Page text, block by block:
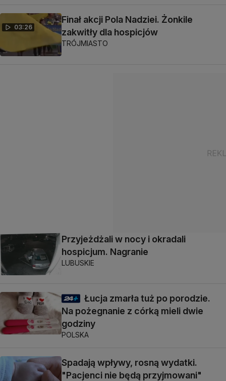
03:26
Finał akcji Pola Nadziei. Żonkile
zakwitły dla hospicjów
TRÓJMIASTO
Przyjeżdżali w nocy i okradali
hospicjum. Nagranie
LUBUSKIE
Łucja zmarła tuż po porodzie.
Na pożegnanie z córką mieli dwie
godziny
POLSKA
Spadają wpływy, rosną wydatki.
"Pacjenci nie będą przyjmowani"